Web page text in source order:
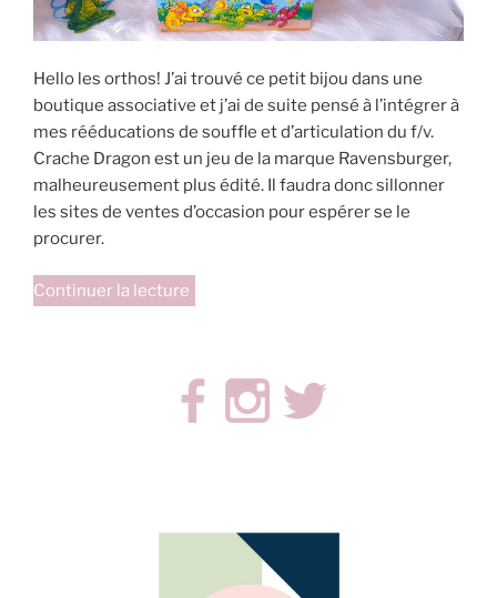
Hello les orthos! J’ai trouvé ce petit bijou dans une
boutique associative et j’ai de suite pensé à l’intégrer à
mes rééducations de souffle et d’articulation du f/v.
Crache Dragon est un jeu de la marque Ravensburger,
malheureusement plus édité. Il faudra donc sillonner
les sites de ventes d’occasion pour espérer se le
procurer.
Continuer la lecture